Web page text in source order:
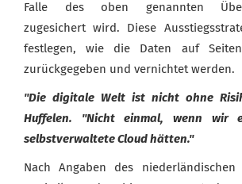
Falle des oben genannten
zugesichert wird. Diese
festlegen, wie die Daten auf
zurückgegeben und vernichtet werden.
"Die digitale Welt ist nicht ohne
Huffelen. "Nicht einmal, wenn wir
selbstverwaltete Cloud hätten."
Nach Angaben des